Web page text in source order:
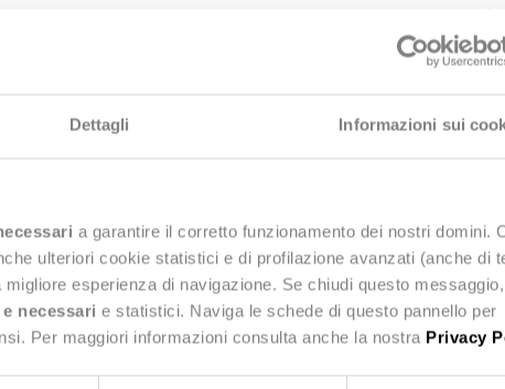
Dettagli Informazioni sui
a garantire il corretto funzionamento dei nostri domini.
ulteriori cookie statistici e di profilazione avanzati (anche di
esperienza di navigazione. Se chiudi questo
necessari e statistici. Naviga le schede di questo pannello per
Per maggiori informazioni consulta anche la nostra Privacy
nell’ambito della digitalizzazione della
del Sistema Informativo Sanitario
Regionale per la gestione dell’intero
e rappresenta l’infrastruttura regionale
Sector
La
sistema sanitario. È chiaro oggi più che mai che
così che tutti gli attori chiamati a
una lingua comune. Abbiamo lavorato al
moderno, totalmente in cloud, che rispetta i
del servizio sanitario regionale,